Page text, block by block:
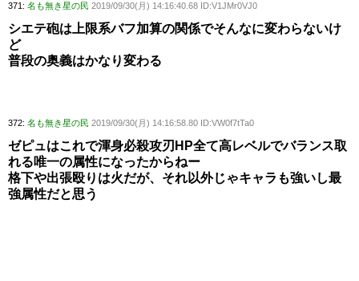
371: 名も無き星の民 2019/09/30(月) 14:16:40.68 ID:V1JMr0VJ0
シエテ砲は上限系バフ加算の関係でそんなに変わらないけ
ど
普段の奥義はかなり変わる
372: 名も無き星の民 2019/09/30(月) 14:16:58.80 ID:VW0f7tTa0
ゼピュはこれで渾身必殺攻刃HP全て高レベルでバランス取
れる唯一の属性になったからねー
格下や出張殴りは火だが、それ以外じゃキャラも強いし最
強属性だと思う